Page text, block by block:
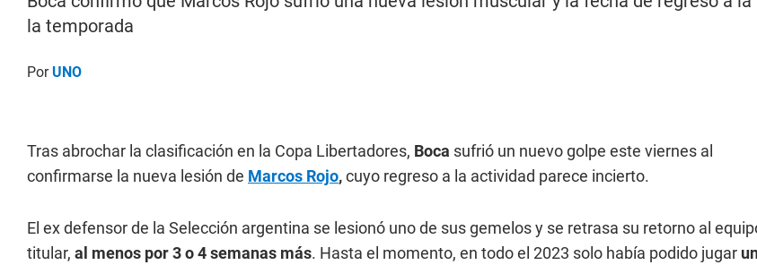
la temporada
PorUNO
Tras abrochar la clasificación en la Copa Libertadores, Boca sufrió un nuevo golpe este viernes al
confirmarse la nueva lesión de Marcos Rojo,cuyo regreso a la actividad parece incierto.
El ex defensor de la Selección argentina se lesionó uno de sus gemelos y se retrasa su retorno al
titular, al menos por 3 o 4 semanas más. Hasta el momento, en todo el 2023 solo había podido jugar